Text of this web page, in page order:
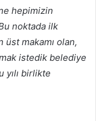
hepimizin
noktada ilk
makamı olan,
istedik belediye
yılı birlikte